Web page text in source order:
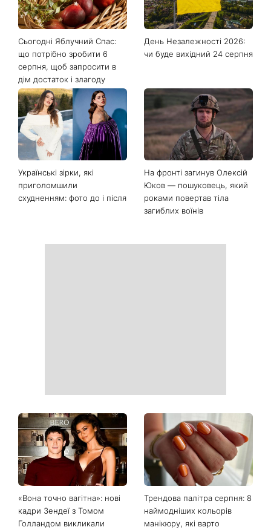
Сьогодні Яблучний Спас:
що потрібно зробити 6
серпня, щоб запросити в
дім достаток і злагоду
День Незалежності 2026:
чи буде вихідний 24 серпня
Українські зірки, які
приголомшили
схудненням: фото до і після
На фронті загинув Олексій
Юков — пошуковець, який
роками повертав тіла
загиблих воїнів
«Вона точно вагітна»: нові
кадри Зендеї з Томом
Голландом викликали
Трендова палітра серпня: 8
наймодніших кольорів
манікюру, які варто